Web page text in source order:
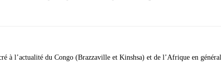
à l’actualité du Congo (Brazzaville et Kinshsa) et de l’Afrique en général.